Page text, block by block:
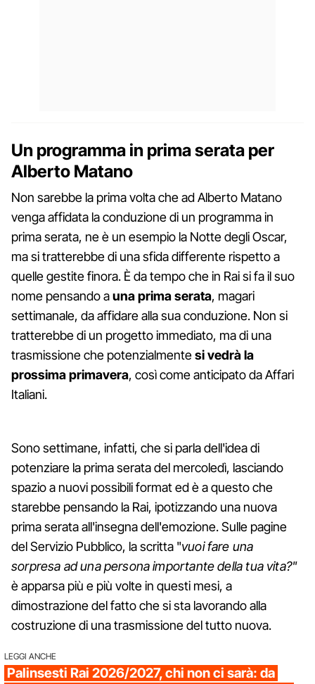
Un programma in prima serata per
Alberto Matano
Non sarebbe la prima volta che ad Alberto Matano
venga affidata la conduzione di un programma in
prima serata, ne è un esempio la Notte degli Oscar,
ma si tratterebbe di una sfida differente rispetto a
quelle gestite finora. È da tempo che in Rai si fa il suo
nome pensando auna prima serata, magari
settimanale, da affidare alla sua conduzione. Non si
tratterebbe di un progetto immediato, ma di una
trasmissione che potenzialmentesi vedrà la
prossima primavera, così come anticipato da Affari
Italiani.
Sono settimane, infatti, che si parla dell'idea di
potenziare la prima serata del mercoledì, lasciando
spazio a nuovi possibili format ed è a questo che
starebbe pensando la Rai, ipotizzando una nuova
prima serata all'insegna dell'emozione. Sulle pagine
del Servizio Pubblico, la scritta "vuoi fare una
sorpresa ad una persona importante della tua vita?"
è apparsa più e più volte in questi mesi, a
dimostrazione del fatto che si sta lavorando alla
costruzione di una trasmissione del tutto nuova.
LEGGI ANCHE
Palinsesti Rai 2026/2027, chi non ci sarà: da